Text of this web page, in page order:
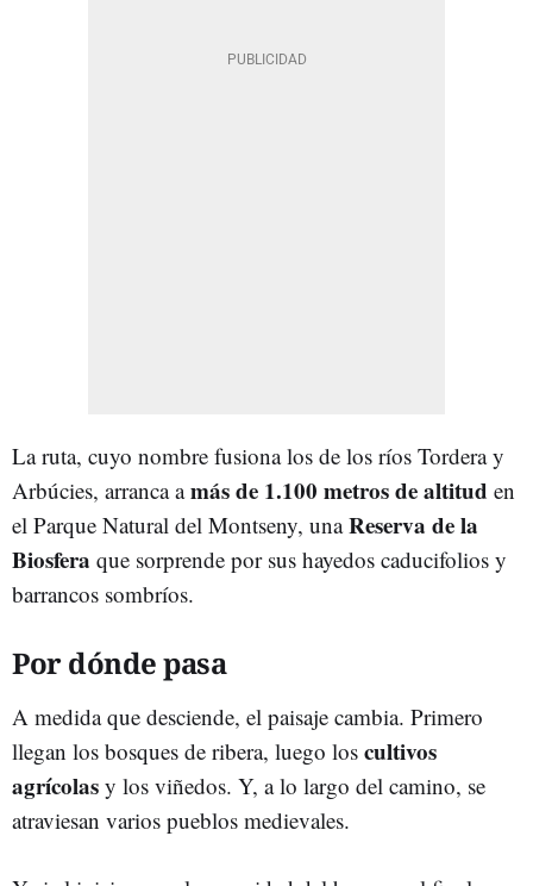
La ruta, cuyo nombre fusiona los de los ríos Tordera y
Arbúcies, arranca amás de 1.100 metros de altitud en
el Parque Natural del Montseny, unaReserva de la
Biosfera que sorprende por sus hayedos caducifolios y
barrancos sombríos.
Por dónde pasa
A medida que desciende, el paisaje cambia. Primero
llegan los bosques de ribera, luego los cultivos
agrícolas y los viñedos. Y, a lo largo del camino, se
atraviesan varios pueblos medievales.